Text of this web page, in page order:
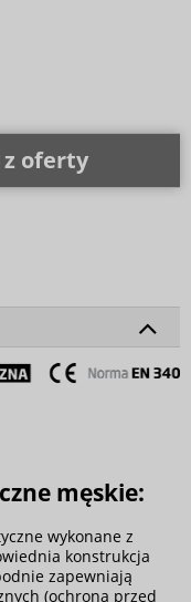
oferty
męskie:
wykonane z
konstrukcja
zapewniają
(ochrona przed